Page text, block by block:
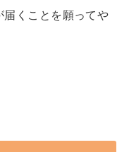
届くことを願ってや